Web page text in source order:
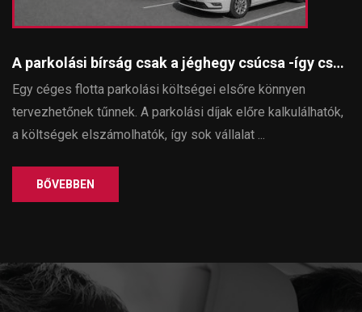
A parkolási bírság csak a jéghegy csúcsa -így csökkenthetők a parkolással járó rejtett költségek egy céges flottában
Egy céges flotta parkolási költségei elsőre könnyen
tervezhetőnek tűnnek. A parkolási díjak előre kalkulálhatók,
a költségek elszámolhatók, így sok vállalat ...
BŐVEBBEN